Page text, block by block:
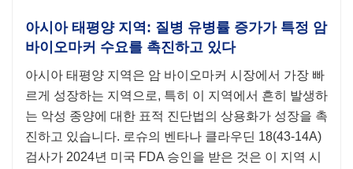
아시아 태평양 지역: 질병 유병률 증가가 특정 암
바이오마커 수요를 촉진하고 있다
아시아 태평양 지역은 암 바이오마커 시장에서 가장 빠
르게 성장하는 지역으로, 특히 이 지역에서 흔히 발생하
는 악성 종양에 대한 표적 진단법의 상용화가 성장을 촉
진하고 있습니다. 로슈의 벤타나 클라우딘 18(43-14A)
검사가 2024년 미국 FDA 승인을 받은 것은 이 지역 시